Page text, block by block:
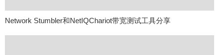
Network Stumbler和NetIQChariot带宽测试工具分享